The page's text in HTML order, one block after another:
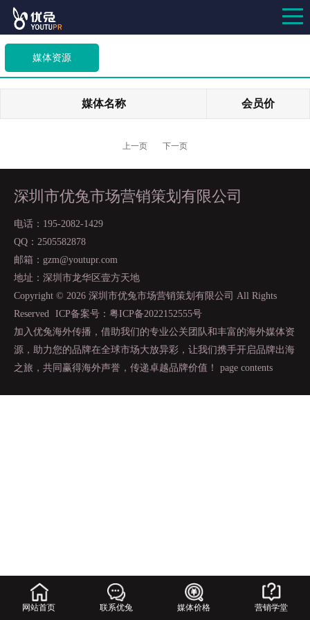
媒体资源
媒体名称 会员价
上一页 下一页
深圳市优兔市场营销策划有限公司
电话：195-2082-1429
QQ：2505582878
邮箱：gzm@youtupr.com
地址：深圳市龙华区壹方天地
Copyright © 2026 深圳市优兔市场营销策划有限公司 All Rights
Reserved
ICP备案号：粤ICP备2022152555号
加入优兔海外传播，借助我们的专业公关团队和丰富的海外媒体资
源，助力您的品牌在全球市场大放异彩，让我们携手开启品牌出海
之旅，共同赢得海外声誉，传递卓越品牌价值！ page contents
网站首页 联系优兔 媒体价格 营销学堂